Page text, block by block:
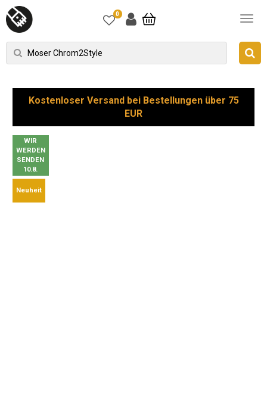
0
Kostenloser Versand bei Bestellungen über 75
EUR
WIR
WERDEN
SENDEN
10.8.
Neuheit